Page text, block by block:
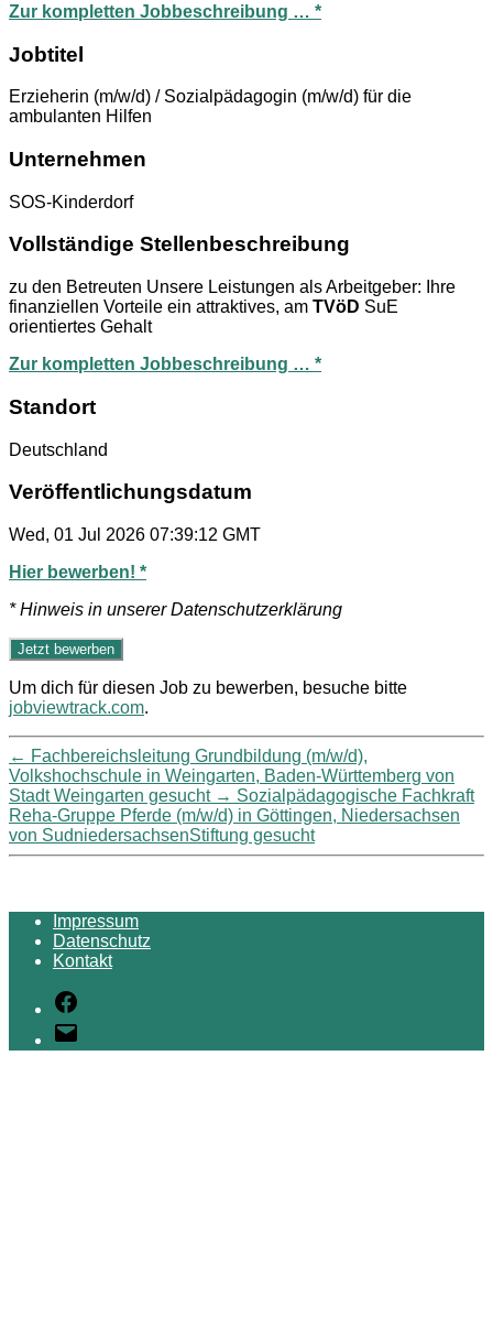
Zur kompletten Jobbeschreibung … *
Jobtitel
Erzieherin (m/w/d) / Sozialpädagogin (m/w/d) für die
ambulanten Hilfen
Unternehmen
SOS-Kinderdorf
Vollständige Stellenbeschreibung
zu den Betreuten Unsere Leistungen als Arbeitgeber: Ihre
finanziellen Vorteile ein attraktives, am TVöD SuE
orientiertes Gehalt
Zur kompletten Jobbeschreibung … *
Standort
Deutschland
Veröffentlichungsdatum
Wed, 01 Jul 2026 07:39:12 GMT
Hier bewerben! *
* Hinweis in unserer Datenschutzerklärung
Um dich für diesen Job zu bewerben, besuche bitte
jobviewtrack.com.
← Fachbereichsleitung Grundbildung (m/w/d),
Volkshochschule in Weingarten, Baden-Württemberg von
Stadt Weingarten gesucht → Sozialpädagogische Fachkraft
Reha-Gruppe Pferde (m/w/d) in Göttingen, Niedersachsen
von SudniedersachsenStiftung gesucht
Impressum
Datenschutz
Kontakt
Facebook
E-
Mail